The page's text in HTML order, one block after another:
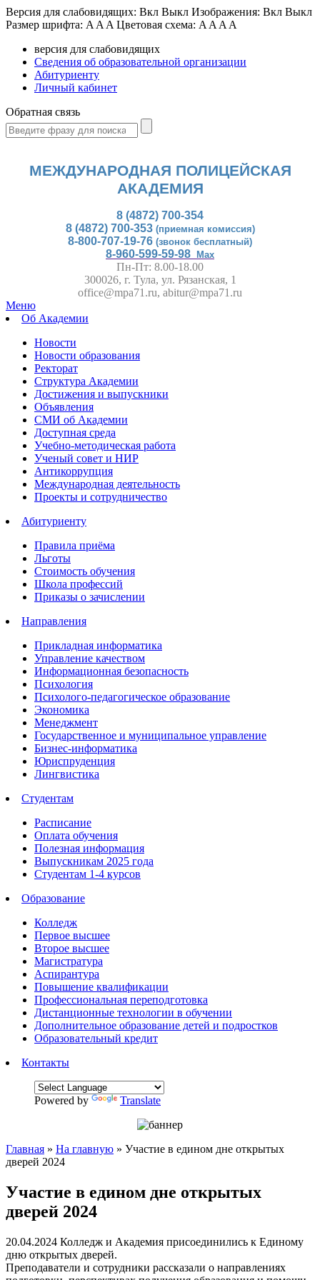
Версия для слабовидящих: Вкл Выкл Изображения: Вкл Выкл
Размер шрифта: A A A Цветовая схема: A A A A
версия для слабовидящих
Сведения об образовательной организации
Абитуриенту
Личный кабинет
Обратная связь
МЕЖДУНАРОДНАЯ ПОЛИЦЕЙСКАЯ
АКАДЕМИЯ
8 (4872) 700-354
8 (4872) 700-353 (приемная комиссия)
8-800-707-19-76 (звонок бесплатный)
8-960-599-59-98 Max
Пн-Пт: 8.00-18.00
300026, г. Тула, ул. Рязанская, 1
office@mpa71.ru, abitur@mpa71.ru
Меню
Об Академии
Новости
Новости образования
Ректорат
Структура Академии
Достижения и выпускники
Объявления
СМИ об Академии
Доступная среда
Учебно-методическая работа
Ученый совет и НИР
Антикоррупция
Международная деятельность
Проекты и сотрудничество
Абитуриенту
Правила приёма
Льготы
Стоимость обучения
Школа профессий
Приказы о зачислении
Направления
Прикладная информатика
Управление качеством
Информационная безопасность
Психология
Психолого-педагогическое образование
Экономика
Менеджмент
Государственное и муниципальное управление
Бизнес-информатика
Юриспруденция
Лингвистика
Студентам
Расписание
Оплата обучения
Полезная информация
Выпускникам 2025 года
Студентам 1-4 курсов
Образование
Колледж
Первое высшее
Второе высшее
Магистратура
Аспирантура
Повышение квалификации
Профессиональная переподготовка
Дистанционные технологии в обучении
Дополнительное образование детей и подростков
Образовательный кредит
Контакты
Powered by Translate
Главная » На главную » Участие в едином дне открытых
дверей 2024
Участие в едином дне открытых
дверей 2024
20.04.2024 Колледж и Академия присоединились к Единому
дню открытых дверей.
Преподаватели и сотрудники рассказали о направлениях